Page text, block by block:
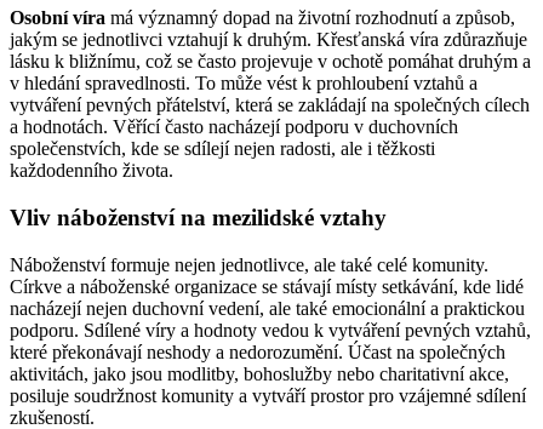
Osobní víra má významný dopad na životní rozhodnutí a způsob,
jakým se jednotlivci vztahují k druhým. Křesťanská víra zdůrazňuje
lásku k bližnímu, což se často projevuje v ochotě pomáhat druhým a
v hledání spravedlnosti. To může vést k prohloubení vztahů a
vytváření pevných přátelství, která se zakládají na společných cílech
a hodnotách. Věřící často nacházejí podporu v duchovních
společenstvích, kde se sdílejí nejen radosti, ale i těžkosti
každodenního života.
Vliv náboženství na mezilidské vztahy
Náboženství formuje nejen jednotlivce, ale také celé komunity.
Církve a náboženské organizace se stávají místy setkávání, kde lidé
nacházejí nejen duchovní vedení, ale také emocionální a praktickou
podporu. Sdílené víry a hodnoty vedou k vytváření pevných vztahů,
které překonávají neshody a nedorozumění. Účast na společných
aktivitách, jako jsou modlitby, bohoslužby nebo charitativní akce,
posiluje soudržnost komunity a vytváří prostor pro vzájemné sdílení
zkušeností.